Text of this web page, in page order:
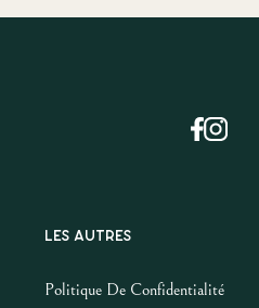
LES AUTRES
Politique De Confidentialité